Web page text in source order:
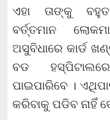
ଏହା ତାଙ୍କୁ
ବର୍ତ୍ତମାନ
ଅସୁବିଧାରେ କାର୍ଡ
ବଡ
ପାଇପାରିବେ ।
କରିବାକୁ ପଡିବ ନାହିଁ